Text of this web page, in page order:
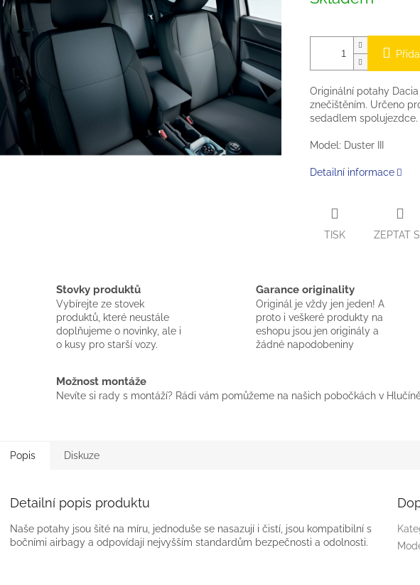
hvězdiček.
Originální potahy
znečištěním. Určeno
sedadlem spolujezdce.
Model: Duster III
Detailní informace
TISK ZEPTAT
Stovky produktů
Vybírejte ze stovek
produktů, které neustále
doplňujeme o novinky, ale i
o kusy pro starší vozy.
Garance originality
Originál je vždy jen jeden! A
proto i veškeré produkty na
eshopu jsou jen originály a
žádné napodobeniny
Možnost montáže
Nevíte si rady s montáží? Rádi vám pomůžeme na našich pobočkách v
Popis Diskuze
Detailní popis produktu
Naše potahy jsou šité na míru, jednoduše se nasazují i čistí, jsou kompatibilní s
bočními airbagy a odpovídají nejvyšším standardům bezpečnosti a odolnosti.